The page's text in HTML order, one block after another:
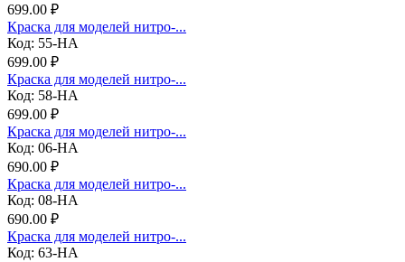
699.00 ₽
Краска для моделей нитро-...
Код: 55-НА
699.00 ₽
Краска для моделей нитро-...
Код: 58-НА
699.00 ₽
Краска для моделей нитро-...
Код: 06-НА
690.00 ₽
Краска для моделей нитро-...
Код: 08-НА
690.00 ₽
Краска для моделей нитро-...
Код: 63-НА